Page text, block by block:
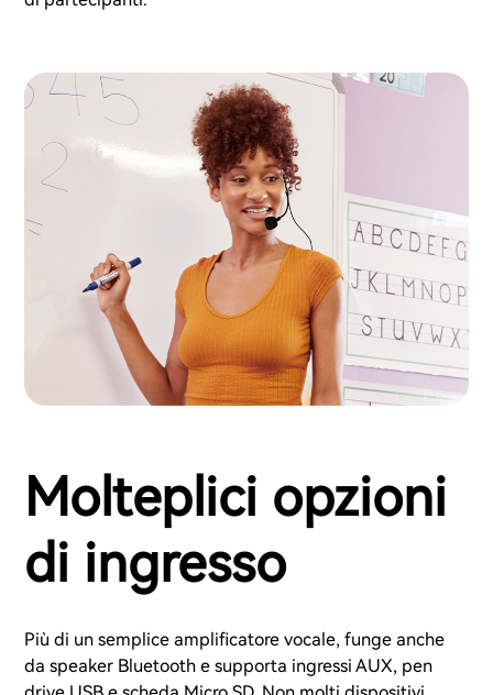
Molteplici opzioni
di ingresso
Più di un semplice amplificatore vocale, funge anche
da speaker Bluetooth e supporta ingressi AUX, pen